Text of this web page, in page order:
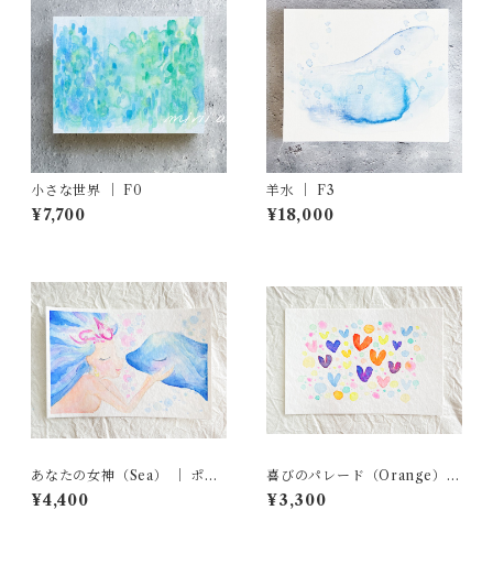
小さな世界 ｜ F0
¥7,700
羊水 ｜ F3
¥18,000
あなたの女神（Sea） ｜ ポス
トカード原画
¥4,400
喜びのパレード（Orange）｜
ポストカード原画
¥3,300